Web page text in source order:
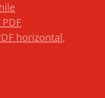
horizontal,